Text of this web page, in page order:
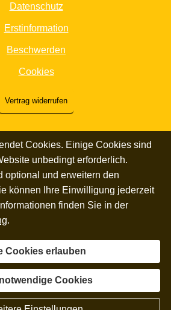
Datenschutz
Erstinformation
Beschwerden
Cookies
Vertrag widerrufen
Cookies. Einige Cookies sind
unbedingt erforderlich.
optional und erweitern den
können Ihre Einwilligung jederzeit
finden Sie in der
.
Cookies erlauben
Cookies